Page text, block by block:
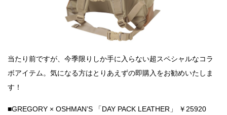
当たり前ですが、今季限りしか手に入らない超スペシャルなコラ
ボアイテム。気になる方はとりあえずの即購入をお勧めいたしま
す！
■GREGORY × OSHMAN’S 「DAY PACK LEATHER」 ￥25920